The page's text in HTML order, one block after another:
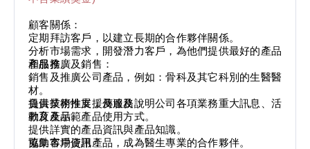
顧客關係：
定期拜訪客戶，以建立長期的合作夥伴關係。
分析市場需求，開發潛力客戶，為他們提供最好的產品
和服務。
產品推廣及銷售：
銷售及推廣公司產品，例如：骨科及其它科別的生醫醫
材。
負責業務推展，傳達及說明公司各項業務重大訊息、活
動及產品。
提供技術性支援及服務：
教育及示範產品使用方式。
提供詳實的產品資訊與產品知識。
協助客戶使用產品，成為醫生專業的合作夥伴。
蒐集市場資訊：